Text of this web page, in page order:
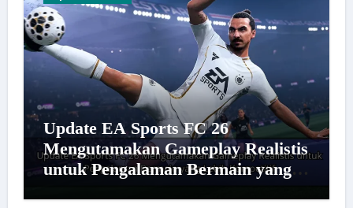
Update EA Sports FC 26
Mengutamakan Gameplay Realistis
untuk Pengalaman Bermain yang